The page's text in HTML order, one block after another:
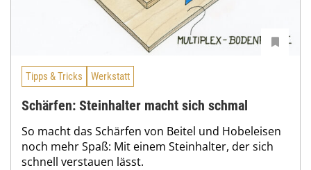
Tipps & Tricks Werkstatt
Schärfen: Steinhalter macht sich schmal
So macht das Schärfen von Beitel und Hobeleisen
noch mehr Spaß: Mit einem Steinhalter, der sich
schnell verstauen lässt.